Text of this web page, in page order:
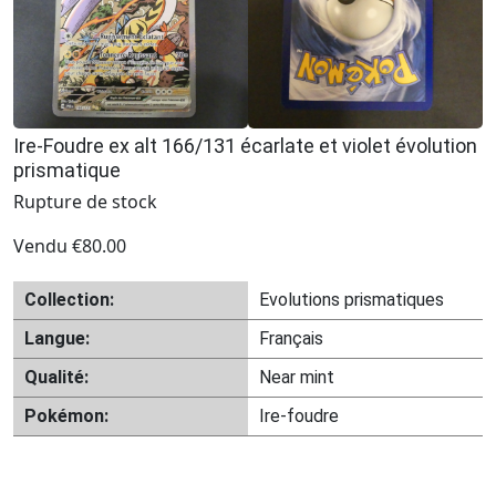
Ire-Foudre ex alt 166/131 écarlate et violet évolution
prismatique
Rupture de stock
Vendu €80.00
Collection:
Evolutions prismatiques
Langue:
Français
Qualité:
Near mint
Pokémon:
Ire-foudre